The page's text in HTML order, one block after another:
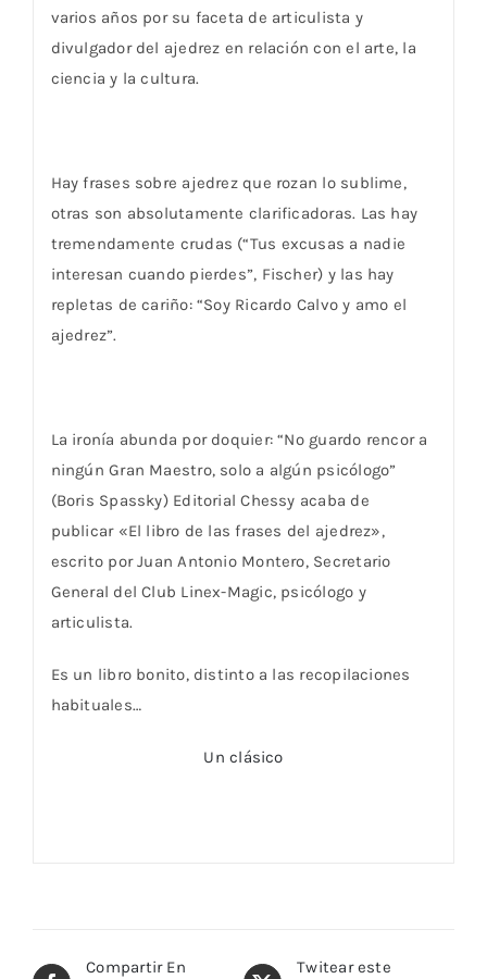
varios años por su faceta de articulista y
divulgador del ajedrez en relación con el arte, la
ciencia y la cultura.
Hay frases sobre ajedrez que rozan lo sublime,
otras son absolutamente clarificadoras. Las hay
tremendamente crudas (“Tus excusas a nadie
interesan cuando pierdes”, Fischer) y las hay
repletas de cariño: “Soy Ricardo Calvo y amo el
ajedrez”.
La ironía abunda por doquier: “No guardo rencor a
ningún Gran Maestro, solo a algún psicólogo”
(Boris Spassky) Editorial Chessy acaba de
publicar «El libro de las frases del ajedrez»,
escrito por Juan Antonio Montero, Secretario
General del Club Linex-Magic, psicólogo y
articulista.
Es un libro bonito, distinto a las recopilaciones
habituales…
Un clásico
Compartir En
Twitear este